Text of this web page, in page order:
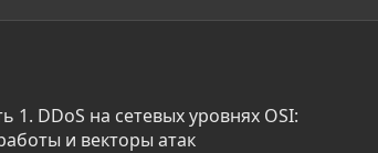
1. DDoS на сетевых уровнях OSI:
и векторы атак